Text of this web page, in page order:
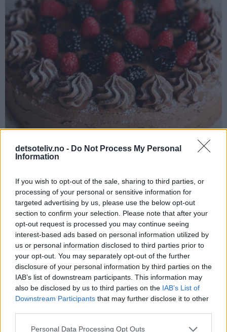
detsoteliv.no - Do Not Process My Personal
Information
If you wish to opt-out of the sale, sharing to third parties, or
processing of your personal or sensitive information for
targeted advertising by us, please use the below opt-out
section to confirm your selection. Please note that after your
opt-out request is processed you may continue seeing
interest-based ads based on personal information utilized by
us or personal information disclosed to third parties prior to
your opt-out. You may separately opt-out of the further
disclosure of your personal information by third parties on the
IAB’s list of downstream participants. This information may
also be disclosed by us to third parties on the IAB’s List of
Downstream Participants that may further disclose it to other
Personal Data Processing Opt Outs
Klassisk og kjempegod sjokoladekake!